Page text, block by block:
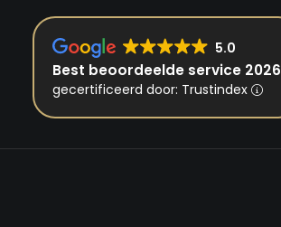
5.0
Best beoordeelde service 2026
gecertificeerd door: Trustindex